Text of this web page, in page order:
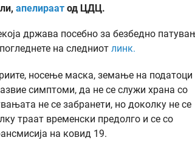
апелираат од ЦДЦ.
држава посебно за безбедно
на следниот линк.
носење маска, земање на податоци
симптоми, да не се служи храна со
не се забранети, но доколку не се
траат временски предолго и се со
на ковид 19.